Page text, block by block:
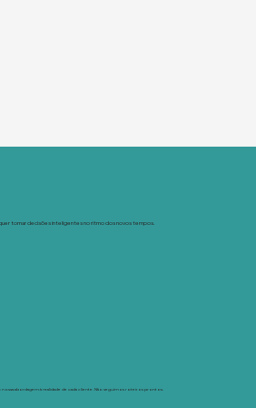
tomar decisões inteligentes no ritmo dos novos tempos.
abordagem à realidade de cada cliente. Não seguimos roteiros prontos.